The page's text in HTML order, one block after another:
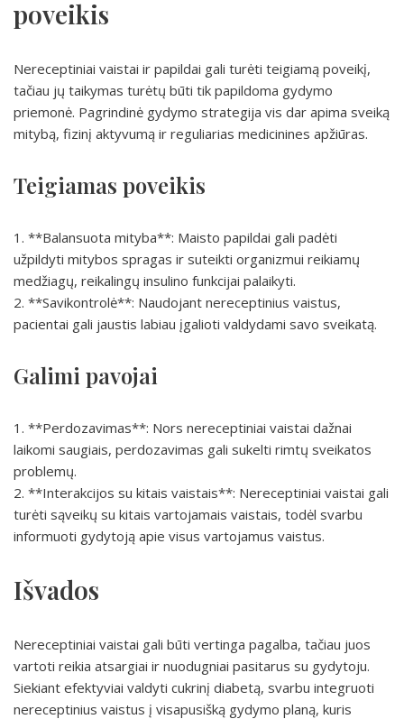
poveikis
Nereceptiniai vaistai ir papildai gali turėti teigiamą poveikį,
tačiau jų taikymas turėtų būti tik papildoma gydymo
priemonė. Pagrindinė gydymo strategija vis dar apima sveiką
mitybą, fizinį aktyvumą ir reguliarias medicinines apžiūras.
Teigiamas poveikis
1. **Balansuota mityba**: Maisto papildai gali padėti
užpildyti mitybos spragas ir suteikti organizmui reikiamų
medžiagų, reikalingų insulino funkcijai palaikyti.
2. **Savikontrolė**: Naudojant nereceptinius vaistus,
pacientai gali jaustis labiau įgalioti valdydami savo sveikatą.
Galimi pavojai
1. **Perdozavimas**: Nors nereceptiniai vaistai dažnai
laikomi saugiais, perdozavimas gali sukelti rimtų sveikatos
problemų.
2. **Interakcijos su kitais vaistais**: Nereceptiniai vaistai gali
turėti sąveikų su kitais vartojamais vaistais, todėl svarbu
informuoti gydytoją apie visus vartojamus vaistus.
Išvados
Nereceptiniai vaistai gali būti vertinga pagalba, tačiau juos
vartoti reikia atsargiai ir nuodugniai pasitarus su gydytoju.
Siekiant efektyviai valdyti cukrinį diabetą, svarbu integruoti
nereceptinius vaistus į visapusišką gydymo planą, kuris